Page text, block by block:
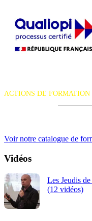
ACTIONS DE FORMATION
Voir notre catalogue de
Vidéos
Les Jeudis
(12 vidéos)